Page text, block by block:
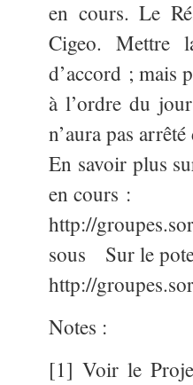
en cours. Le
Cigeo. Mettre
d’accord ; mais
à l’ordre du
n’aura pas
En savoir plus
en cours :
http://
sous Sur le
http://
Notes :
[1] Voir le